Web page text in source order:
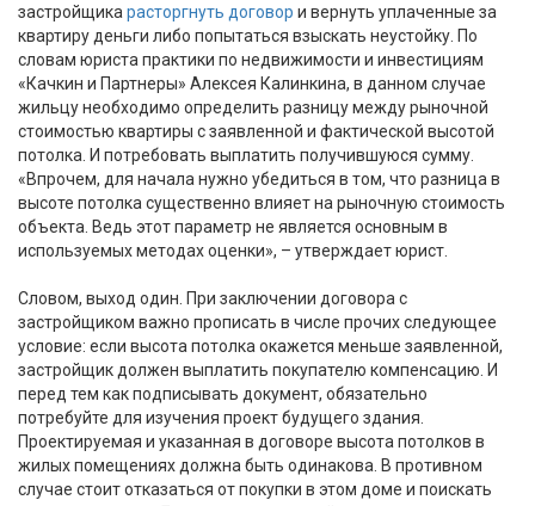
застройщика расторгнуть договор и вернуть уплаченные за
квартиру деньги либо попытаться взыскать неустойку. По
словам юриста практики по недвижимости и инвестициям
«Качкин и Партнеры» Алексея Калинкина, в данном случае
жильцу необходимо определить разницу между рыночной
стоимостью квартиры с заявленной и фактической высотой
потолка. И потребовать выплатить получившуюся сумму.
«Впрочем, для начала нужно убедиться в том, что разница в
высоте потолка существенно влияет на рыночную стоимость
объекта. Ведь этот параметр не является основным в
используемых методах оценки», – утверждает юрист.
Словом, выход один. При заключении договора с
застройщиком важно прописать в числе прочих следующее
условие: если высота потолка окажется меньше заявленной,
застройщик должен выплатить покупателю компенсацию. И
перед тем как подписывать документ, обязательно
потребуйте для изучения проект будущего здания.
Проектируемая и указанная в договоре высота потолков в
жилых помещениях должна быть одинакова. В противном
случае стоит отказаться от покупки в этом доме и поискать